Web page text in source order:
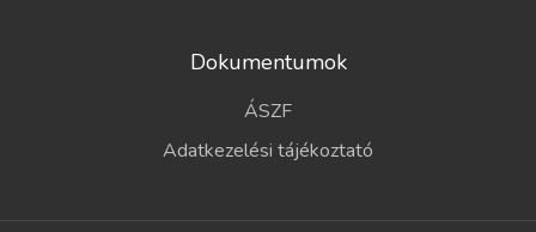
Dokumentumok
ÁSZF
Adatkezelési tájékoztató